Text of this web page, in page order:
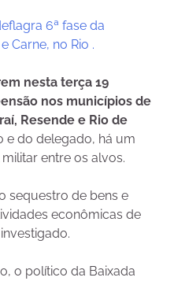
6ª fase da
Carne, no Rio .
nesta terça 19
nos municípios de
Resende e Rio de
e do delegado, há um
entre os alvos.
sequestro de bens e
econômicas de
o político da Baixada